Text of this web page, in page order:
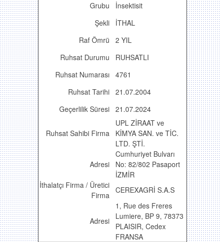
Grubu
İnsektisit
Şekli
İTHAL
Raf Ömrü
2 YIL
Ruhsat Durumu
RUHSATLI
Ruhsat Numarası 4761
Ruhsat Tarihi 21.07.2004
Geçerlilik Süresi 21.07.2024
Ruhsat Sahibi Firma
UPL ZİRAAT ve
KİMYA SAN. ve TİC.
LTD. ŞTİ.
Adresi
Cumhuriyet Bulvarı
No: 82/802 Pasaport
İZMİR
İthalatçı Firma / Üretici
Firma
CEREXAGRİ S.A.S
Adresi
1, Rue des Freres
Lumiere, BP 9, 78373
PLAISIR, Cedex
FRANSA